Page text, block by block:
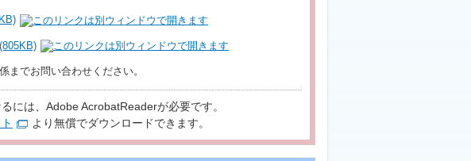
(805KB)
までお問い合わせください。
には、Adobe AcrobatReaderが必要です。
より無償でダウンロードできます。